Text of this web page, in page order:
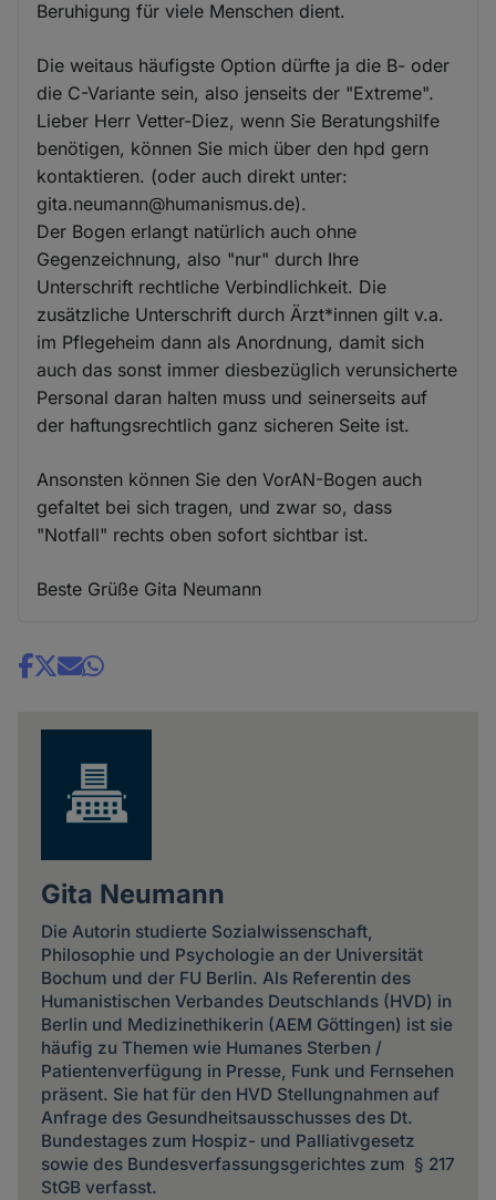
Beruhigung für viele Menschen dient.
Die weitaus häufigste Option dürfte ja die B- oder
die C-Variante sein, also jenseits der "Extreme".
Lieber Herr Vetter-Diez, wenn Sie Beratungshilfe
benötigen, können Sie mich über den hpd gern
kontaktieren. (oder auch direkt unter:
gita.neumann@humanismus.de).
Der Bogen erlangt natürlich auch ohne
Gegenzeichnung, also "nur" durch Ihre
Unterschrift rechtliche Verbindlichkeit. Die
zusätzliche Unterschrift durch Ärzt*innen gilt v.a.
im Pflegeheim dann als Anordnung, damit sich
auch das sonst immer diesbezüglich verunsicherte
Personal daran halten muss und seinerseits auf
der haftungsrechtlich ganz sicheren Seite ist.
Ansonsten können Sie den VorAN-Bogen auch
gefaltet bei sich tragen, und zwar so, dass
"Notfall" rechts oben sofort sichtbar ist.
Beste Grüße Gita Neumann
Share
Gita Neumann
Die Autorin studierte Sozialwissenschaft,
Philosophie und Psychologie an der Universität
Bochum und der FU Berlin. Als Referentin des
Humanistischen Verbandes Deutschlands (HVD) in
Berlin und Medizinethikerin (AEM Göttingen) ist sie
häufig zu Themen wie Humanes Sterben /
Patientenverfügung in Presse, Funk und Fernsehen
präsent. Sie hat für den HVD Stellungnahmen auf
Anfrage des Gesundheitsausschusses des Dt.
Bundestages zum Hospiz- und Palliativgesetz
sowie des Bundesverfassungsgerichtes zum § 217
StGB verfasst.